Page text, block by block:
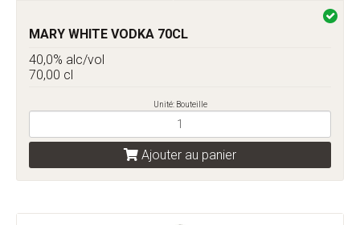
MARY WHITE VODKA 70CL
40,0% alc/vol
70,00 cl
Unité: Bouteille
Ajouter au panier